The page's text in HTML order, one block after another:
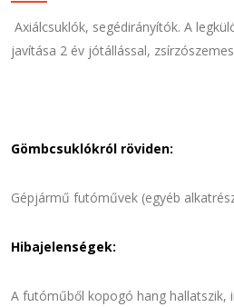
Axiálcsuklók, segédirányítók. A
javítása 2 év jótállással,
Gömbcsuklókról röviden:
Gépjármű futóművek (egyéb
Hibajelenségek:
A futóműből kopogó hang hallatszik,